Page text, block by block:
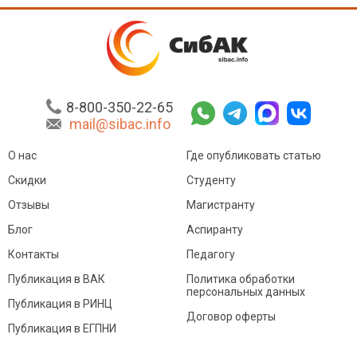
8-800-350-22-65
mail@sibac.info
О нас
Скидки
Отзывы
Блог
Контакты
Где опубликовать статью
Студенту
Магистранту
Аспиранту
Педагогу
Публикация в ВАК
Публикация в РИНЦ
Публикация в ЕГПНИ
Политика обработки
персональных данных
Договор оферты